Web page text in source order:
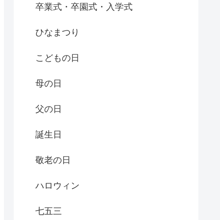
卒業式・卒園式・入学式
ひなまつり
こどもの日
母の日
父の日
誕生日
敬老の日
ハロウィン
七五三